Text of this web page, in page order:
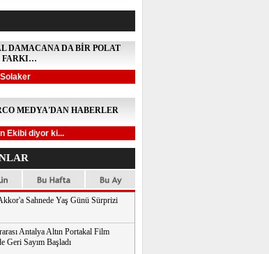
DAMACANA DA BİR POLAT
FARKI…
MEDYA'DAN HABERLER
Ekibi diyor ki...
Sahnede Yaş Günü Sürprizi
Antalya Altın Portakal Film
Geri Sayım Başladı